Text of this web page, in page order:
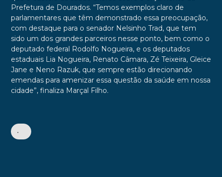
Prefetura de Dourados. “Temos exemplos claro de
parlamentares que têm demonstrado essa preocupação,
com destaque para o senador Nelsinho Trad, que tem
sido um dos grandes parceiros nesse ponto, bem como o
deputado federal Rodolfo Nogueira, e os deputados
estaduais Lia Nogueira, Renato Câmara, Zé Teixeira, Gleice
Jane e Neno Razuk, que sempre estão direcionando
emendas para amenizar essa questão da saúde em nossa
cidade”, finaliza Marçal Filho.
•